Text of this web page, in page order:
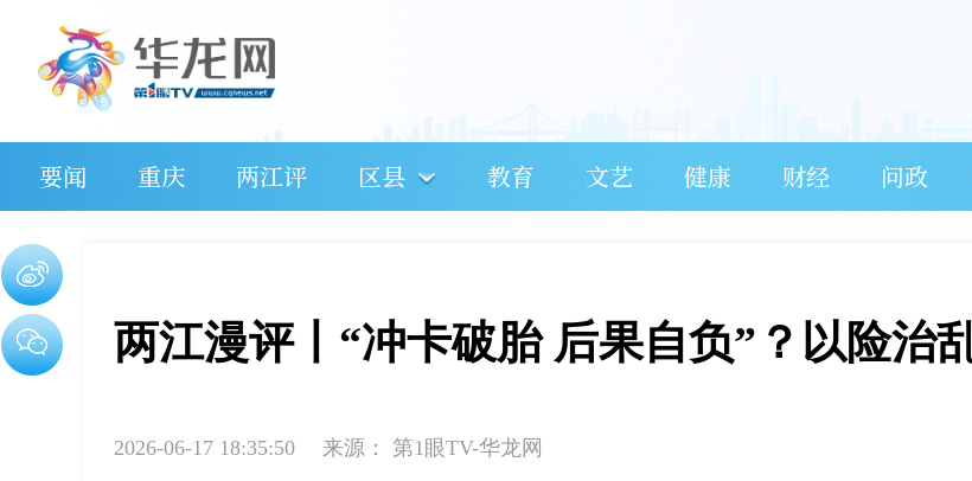
要闻 重庆 两江评 区县 教育 文艺 健康 财经 问政
两江漫评丨“冲卡破胎 后果自负”？以险治
2026-06-17 18:35:50 来源： 第1眼TV-华龙网